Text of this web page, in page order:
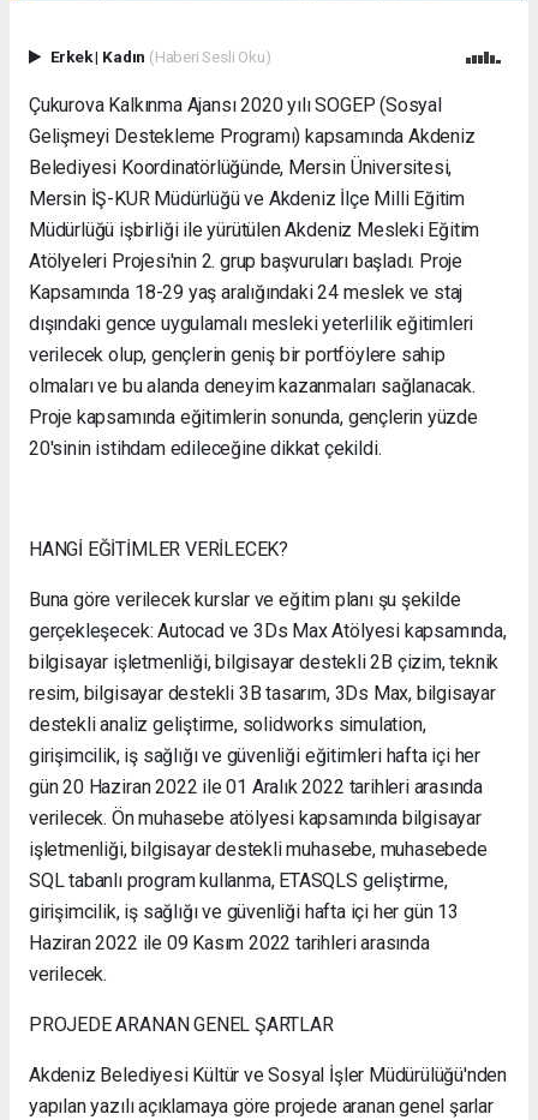
Erkek| Kadın (Haberi Sesli Oku)
Çukurova Kalkınma Ajansı 2020 yılı SOGEP (Sosyal
Gelişmeyi Destekleme Programı) kapsamında Akdeniz
Belediyesi Koordinatörlüğünde, Mersin Üniversitesi,
Mersin İŞ-KUR Müdürlüğü ve Akdeniz İlçe Milli Eğitim
Müdürlüğü işbirliği ile yürütülen Akdeniz Mesleki Eğitim
Atölyeleri Projesi'nin 2. grup başvuruları başladı. Proje
Kapsamında 18-29 yaş aralığındaki 24 meslek ve staj
dışındaki gence uygulamalı mesleki yeterlilik eğitimleri
verilecek olup, gençlerin geniş bir portföylere sahip
olmaları ve bu alanda deneyim kazanmaları sağlanacak.
Proje kapsamında eğitimlerin sonunda, gençlerin yüzde
20'sinin istihdam edileceğine dikkat çekildi.
HANGİ EĞİTİMLER VERİLECEK?
Buna göre verilecek kurslar ve eğitim planı şu şekilde
gerçekleşecek: Autocad ve 3Ds Max Atölyesi kapsamında,
bilgisayar işletmenliği, bilgisayar destekli 2B çizim, teknik
resim, bilgisayar destekli 3B tasarım, 3Ds Max, bilgisayar
destekli analiz geliştirme, solidworks simulation,
girişimcilik, iş sağlığı ve güvenliği eğitimleri hafta içi her
gün 20 Haziran 2022 ile 01 Aralık 2022 tarihleri arasında
verilecek. Ön muhasebe atölyesi kapsamında bilgisayar
işletmenliği, bilgisayar destekli muhasebe, muhasebede
SQL tabanlı program kullanma, ETASQLS geliştirme,
girişimcilik, iş sağlığı ve güvenliği hafta içi her gün 13
Haziran 2022 ile 09 Kasım 2022 tarihleri arasında
verilecek.
PROJEDE ARANAN GENEL ŞARTLAR
Akdeniz Belediyesi Kültür ve Sosyal İşler Müdürülüğü'nden
yapılan yazılı açıklamaya göre projede aranan genel şarlar